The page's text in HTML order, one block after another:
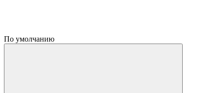
По умолчанию